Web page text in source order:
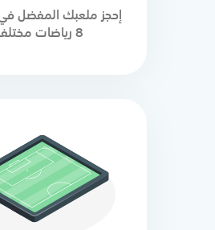
إحجز ملعبك المفضل
8 رياضات مختلفة